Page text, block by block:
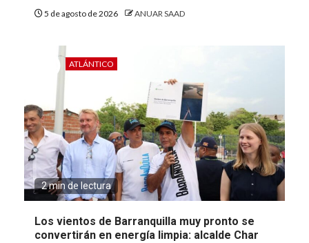
5 de agosto de 2026 ANUAR SAAD
ATLÁNTICO
2 min de lectura
Los vientos de Barranquilla muy pronto se
convertirán en energía limpia: alcalde Char